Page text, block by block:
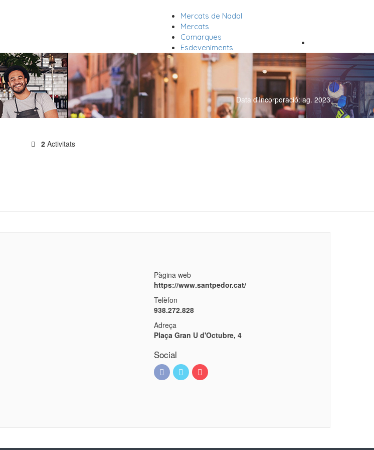
Mercats de Nadal
Mercats
Comarques
Esdeveniments
Data d'Incorporació: ag. 2023
2 Activitats
Pàgina web
https://www.santpedor.cat/
Telèfon
938.272.828
Adreça
Plaça Gran U d'Octubre, 4
Social